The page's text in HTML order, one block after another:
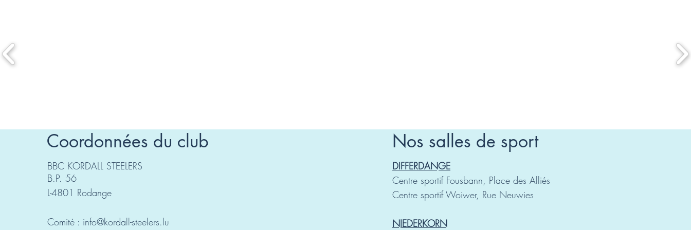
Coordonnées du club
BBC KORDALL STEELERS
B.P. 56
L-4801 Rodange
Comité : info@kordall-steelers.lu
Nos salles de sport
DIFFERDANGE
Centre sportif Fousbann, Place des Alliés
Centre sportif Woiwer, Rue Neuwies
NIEDERKORN